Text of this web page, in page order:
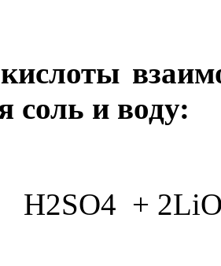
соль и воду:
H2SO4 +